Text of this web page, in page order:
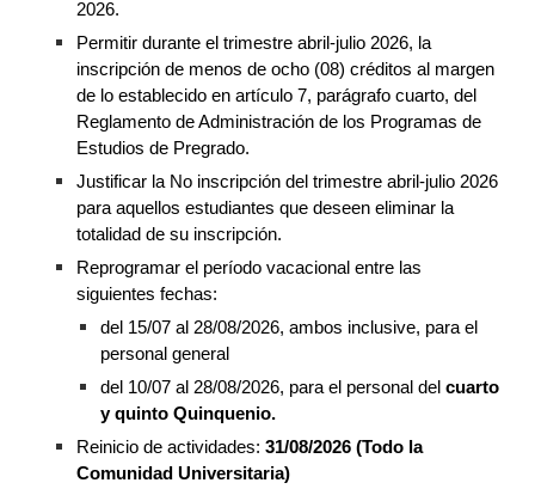
2026.
Permitir durante el trimestre abril-julio 2026, la
inscripción de menos de ocho (08) créditos al margen
de lo establecido en artículo 7, parágrafo cuarto, del
Reglamento de Administración de los Programas de
Estudios de Pregrado.
Justificar la No inscripción del trimestre abril-julio 2026
para aquellos estudiantes que deseen eliminar la
totalidad de su inscripción.
Reprogramar el período vacacional entre las
siguientes fechas:
del 15/07 al 28/08/2026, ambos inclusive, para el
personal general
del 10/07 al 28/08/2026, para el personal delcuarto
y quinto Quinquenio.
Reinicio de actividades:31/08/2026 (Todo la
Comunidad Universitaria)